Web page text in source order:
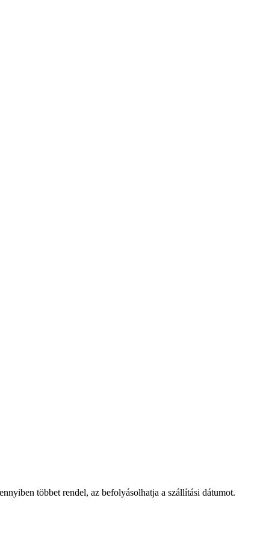
többet rendel, az befolyásolhatja a szállítási dátumot.